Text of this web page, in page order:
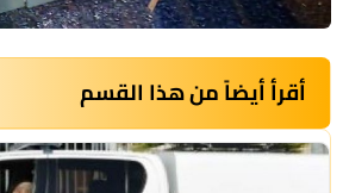
أقرأ أيضاً من هذا القسم